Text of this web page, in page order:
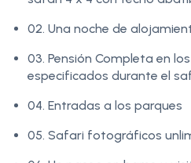
02. Una noche de
03. Pensión Completa en
especificados durante el
04. Entradas a los parques
05. Safari fotográficos